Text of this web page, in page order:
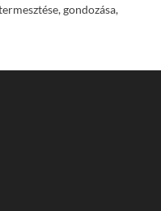
gondozása,